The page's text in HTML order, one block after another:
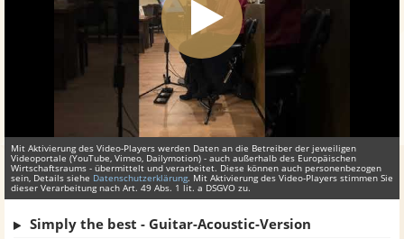
Mit Aktivierung des Video-Players werden Daten an die Betreiber der jeweiligen
Videoportale (YouTube, Vimeo, Dailymotion) - auch außerhalb des Europäischen
Wirtschaftsraums - übermittelt und verarbeitet. Diese können auch personenbezogen
sein, Details siehe Datenschutzerklärung. Mit Aktivierung des Video-Players stimmen Sie
dieser Verarbeitung nach Art. 49 Abs. 1 lit. a DSGVO zu.
Simply the best - Guitar-Acoustic-Version